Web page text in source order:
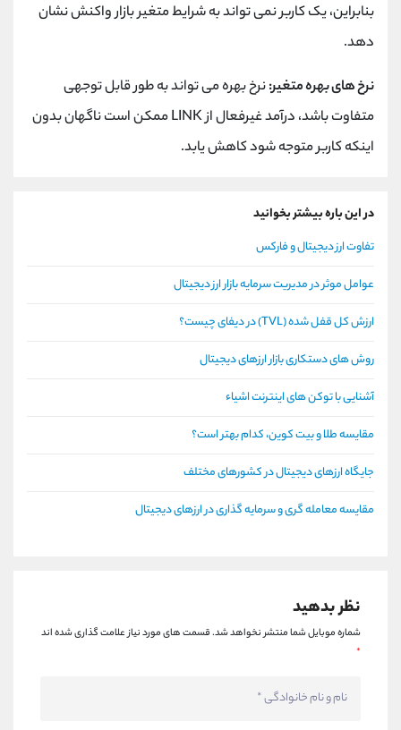
بنابراین، یک کاربر نمی تواند به شرایط متغیر بازار واکنش نشان
دهد.
نرخ های بهره متغیر:نرخ بهره می تواند به طور قابل توجهی
متفاوت باشد، درآمد غیرفعال از LINK ممکن است ناگهان بدون
اینکه کاربر متوجه شود کاهش یابد.
در این باره بیشتر بخوانید
تفاوت ارز دیجیتال و فارکس
عوامل موثر در مدیریت سرمایه بازار ارز دیجیتال
ارزش کل قفل شده (TVL) در دیفای چیست؟
روش های دستکاری بازار ارزهای دیجیتال
آشنایی با توکن های اینترنت اشیاء
مقایسه طلا و بیت کوین، کدام بهتر است؟
جایگاه ارزهای دیجیتال در کشورهای مختلف
مقایسه معامله گری و سرمایه گذاری در ارزهای دیجیتال
نظر بدهید
شماره موبایل شما منتشر نخواهد شد.قسمت های مورد نیاز علامت گذاری شده اند
*